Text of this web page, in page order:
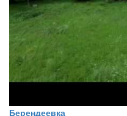
Берендеевка